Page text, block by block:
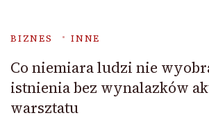
BIZNES INNE
Co niemiara ludzi nie
istnienia bez wynalazków
warsztatu